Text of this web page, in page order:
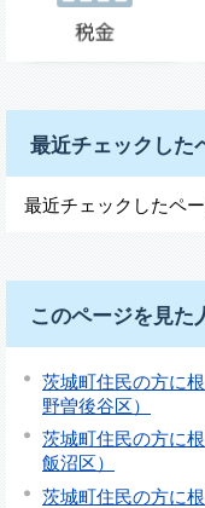
最近チェックした
最近チェックしたペ
このページを見た
茨城町住民の方に
野曽後谷区）
茨城町住民の方に
飯沼区）
茨城町住民の方に